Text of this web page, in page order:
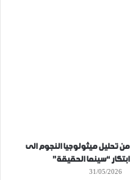
من تحليل ميثولوجيا النجوم الى
ابتكار “سينما الحقيقة”
31/05/2026